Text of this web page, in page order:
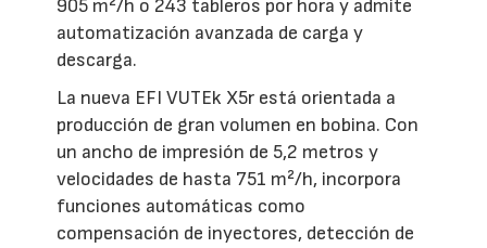
905 m²/h o 243 tableros por hora y admite
automatización avanzada de carga y
descarga.
La nueva EFI VUTEk X5r está orientada a
producción de gran volumen en bobina. Con
un ancho de impresión de 5,2 metros y
velocidades de hasta 751 m²/h, incorpora
funciones automáticas como
compensación de inyectores, detección de